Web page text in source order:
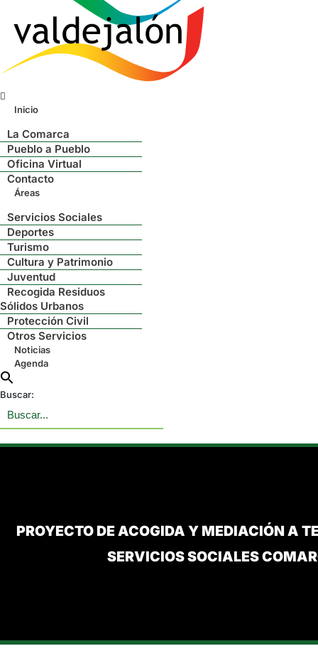
Menú
Inicio
La Comarca
Pueblo a Pueblo
Oficina Virtual
Contacto
Áreas
Servicios Sociales
Deportes
Turismo
Cultura y Patrimonio
Juventud
Recogida Residuos
Sólidos Urbanos
Protección Civil
Otros Servicios
Noticias
Agenda
Buscar:
PROYECTO DE ACOGIDA Y MEDIACIÓN A
SERVICIOS SOCIALES